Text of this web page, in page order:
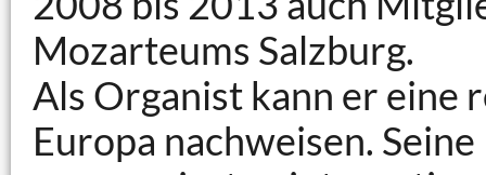
Mozarteums Salzburg.
Als Organist kann er eine
Europa nachweisen.